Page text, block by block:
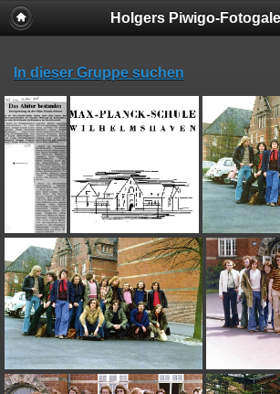
Holgers Piwigo-
In dieser Gruppe suchen